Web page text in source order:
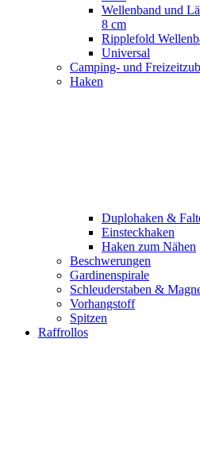
Wellenband und
8 cm
Ripplefold
Universal
Camping- und
Haken
Duplohaken &
Einsteckhaken
Haken zum Nähen
Beschwerungen
Gardinenspirale
Schleuderstaben &
Vorhangstoff
Spitzen
Raffrollos